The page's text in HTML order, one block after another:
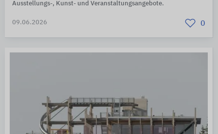
Ausstellungs-, Kunst- und Veranstaltungsangebote.
09.06.2026 0